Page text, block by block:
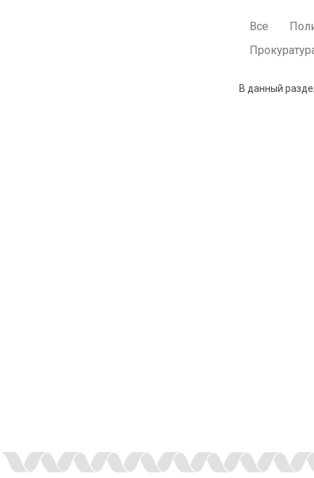
Все
В данный